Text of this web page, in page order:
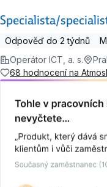
Specialista/
Odpověď do 2 týdnů
Operátor ICT, a. s.
68 hodnocení na